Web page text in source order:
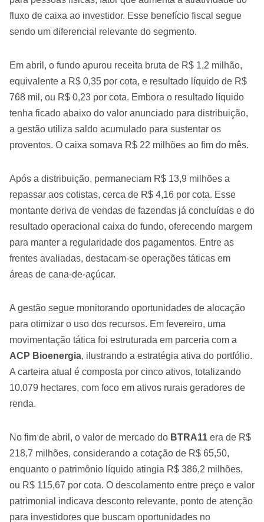
fluxo de caixa ao investidor. Esse benefício fiscal segue
sendo um diferencial relevante do segmento.
Em abril, o fundo apurou receita bruta de R$ 1,2 milhão,
equivalente a R$ 0,35 por cota, e resultado líquido de R$
768 mil, ou R$ 0,23 por cota. Embora o resultado líquido
tenha ficado abaixo do valor anunciado para distribuição,
a gestão utiliza saldo acumulado para sustentar os
proventos. O caixa somava R$ 22 milhões ao fim do mês.
Após a distribuição, permaneciam R$ 13,9 milhões a
repassar aos cotistas, cerca de R$ 4,16 por cota. Esse
montante deriva de vendas de fazendas já concluídas e do
resultado operacional caixa do fundo, oferecendo margem
para manter a regularidade dos pagamentos. Entre as
frentes avaliadas, destacam-se operações táticas em
áreas de cana-de-açúcar.
A gestão segue monitorando oportunidades de alocação
para otimizar o uso dos recursos. Em fevereiro, uma
movimentação tática foi estruturada em parceria com a
ACP Bioenergia, ilustrando a estratégia ativa do portfólio.
A carteira atual é composta por cinco ativos, totalizando
10.079 hectares, com foco em ativos rurais geradores de
renda.
No fim de abril, o valor de mercado do BTRA11 era de R$
218,7 milhões, considerando a cotação de R$ 65,50,
enquanto o patrimônio líquido atingia R$ 386,2 milhões,
ou R$ 115,67 por cota. O descolamento entre preço e valor
patrimonial indicava desconto relevante, ponto de atenção
para investidores que buscam oportunidades no